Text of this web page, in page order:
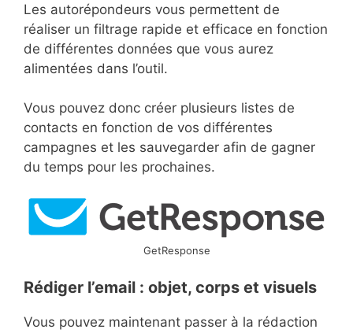
Les autorépondeurs vous permettent de
réaliser un filtrage rapide et efficace en fonction
de différentes données que vous aurez
alimentées dans l’outil.
Vous pouvez donc créer plusieurs listes de
contacts en fonction de vos différentes
campagnes et les sauvegarder afin de gagner
du temps pour les prochaines.
GetResponse
Rédiger l’email : objet, corps et visuels
Vous pouvez maintenant passer à la rédaction